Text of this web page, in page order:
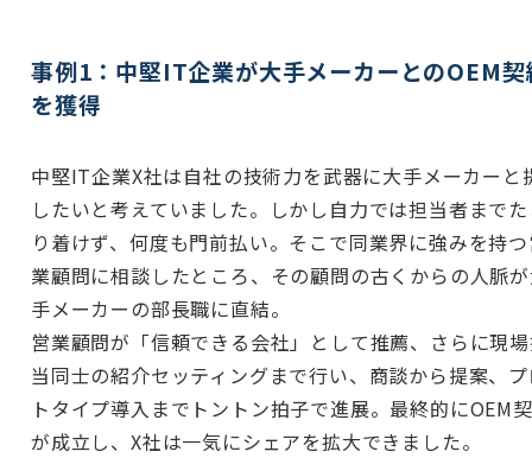
事例1：中堅IT企業が大手メーカーとのOEM契
を獲得
中堅IT企業X社は自社の技術力を武器に大手メーカーと
したいと考えていました。しかし自力では担当者まで
り着けず、何度も門前払い。そこで同業界に強みを持
業顧問に相談したところ、その顧問の古くからの人脈
手メーカーの部長職に直結。
営業顧問が「信頼できる会社」として推薦、さらに現
当同士の紹介セッティングまで行い、商談から提案、
トタイプ導入までトントン拍子で進展。最終的にOEM
が成立し、X社は一気にシェアを拡大できました。